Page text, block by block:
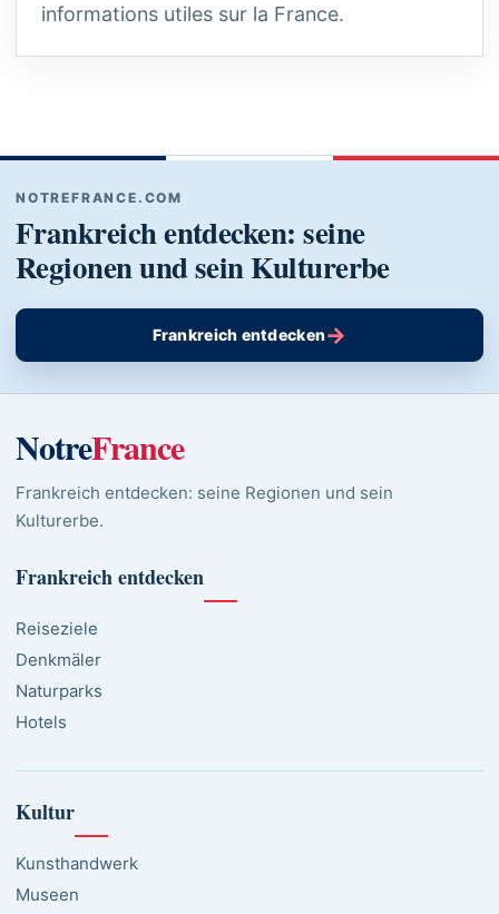
informations utiles sur la France.
NOTREFRANCE.COM
Frankreich entdecken: seine
Regionen und sein Kulturerbe
Frankreich entdecken→
NotreFrance
Frankreich entdecken: seine Regionen und sein
Kulturerbe.
Frankreich entdecken
Reiseziele
Denkmäler
Naturparks
Hotels
Kultur
Kunsthandwerk
Museen